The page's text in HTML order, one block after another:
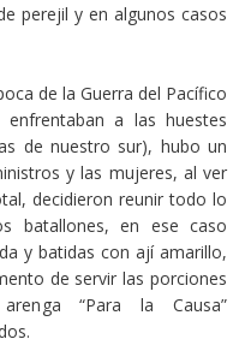
perejil y en algunos casos
de la Guerra del Pacífico
a las huestes
de nuestro sur), hubo un
y las mujeres, al ver
decidieron reunir todo lo
batallones, en ese caso
y batidas con ají amarillo,
de servir las porciones
“Para la Causa”